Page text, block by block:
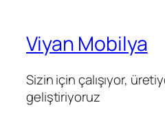
Viyan Mobilya
Sizin için çalışıyor,
geliştiriyoruz